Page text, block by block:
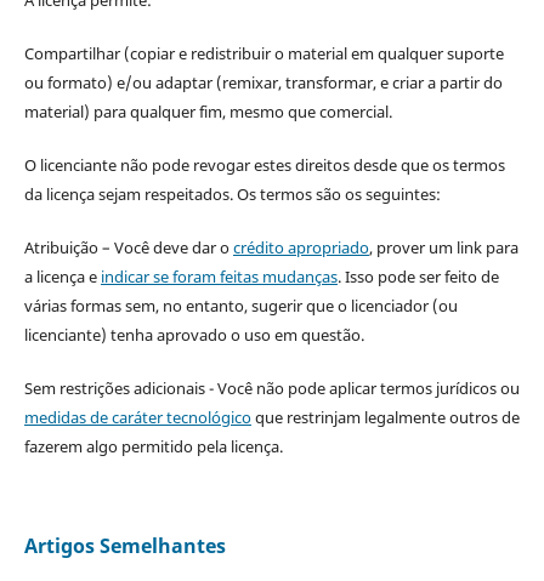
Compartilhar (copiar e redistribuir o material em qualquer suporte
ou formato) e/ou adaptar (remixar, transformar, e criar a partir do
material) para qualquer fim, mesmo que comercial.
O licenciante não pode revogar estes direitos desde que os termos
da licença sejam respeitados. Os termos são os seguintes:
Atribuição – Você deve dar ocrédito apropriado, prover um link para
a licença e indicar se foram feitas mudanças. Isso pode ser feito de
várias formas sem, no entanto, sugerir que o licenciador (ou
licenciante) tenha aprovado o uso em questão.
Sem restrições adicionais - Você não pode aplicar termos jurídicos ou
medidas de caráter tecnológicoque restrinjam legalmente outros de
fazerem algo permitido pela licença.
Artigos Semelhantes